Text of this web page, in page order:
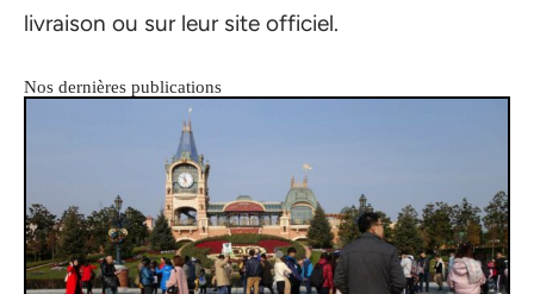
livraison ou sur leur site officiel.
Nos dernières publications